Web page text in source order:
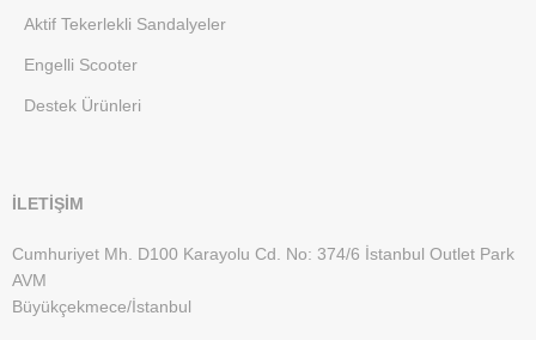
Aktif Tekerlekli Sandalyeler
Engelli Scooter
Destek Ürünleri
İLETİŞİM
Cumhuriyet Mh. D100 Karayolu Cd. No: 374/6 İstanbul Outlet Park
AVM
Büyükçekmece/İstanbul